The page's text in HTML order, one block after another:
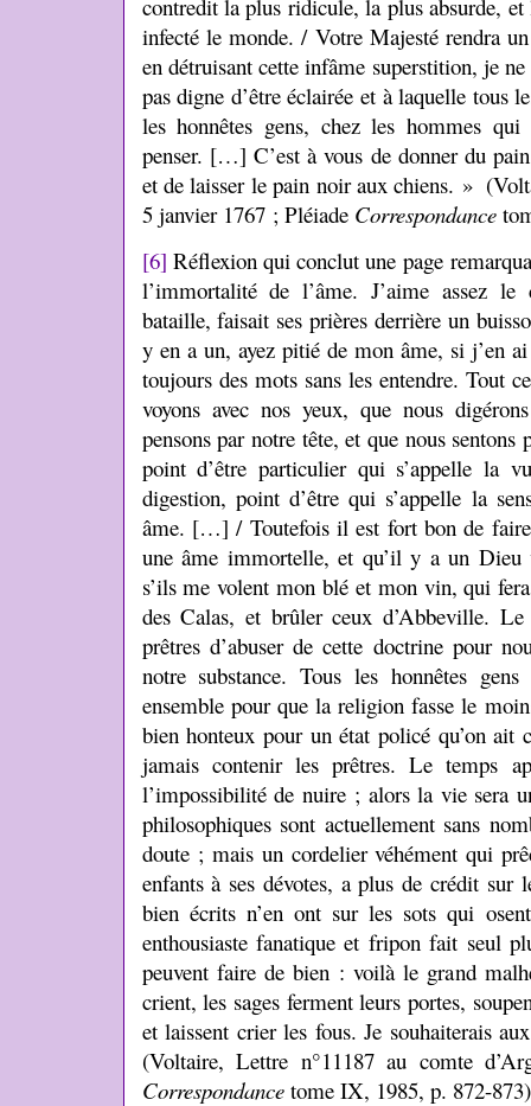
contredit la plus ridicule, la plus absurde,
infecté le monde. / Votre Majesté rendra
en détruisant cette infâme superstition, je
pas digne d’être éclairée et à laquelle tous
les honnêtes gens, chez les hommes
penser. […] C’est à vous de donner du
et de laisser le pain noir aux chiens. »
5 janvier 1767 ; Pléiade Correspondance
[6] Réflexion qui conclut une page
l’immortalité de l’âme. J’aime assez
bataille, faisait ses prières derrière un
y en a un, ayez pitié de mon âme, si j’en
toujours des mots sans les entendre. Tout
voyons avec nos yeux, que nous
pensons par notre tête, et que nous
point d’être particulier qui s’appelle la
digestion, point d’être qui s’appelle la
âme. […] / Toutefois il est fort bon de
une âme immortelle, et qu’il y a un Dieu
s’ils me volent mon blé et mon vin, qui
des Calas, et brûler ceux d’Abbeville.
prêtres d’abuser de cette doctrine pour
notre substance. Tous les honnêtes
ensemble pour que la religion fasse le
bien honteux pour un état policé qu’on ait
jamais contenir les prêtres. Le temps
l’impossibilité de nuire ; alors la vie
philosophiques sont actuellement sans
doute ; mais un cordelier véhément qui
enfants à ses dévotes, a plus de crédit
bien écrits n’en ont sur les sots qui
enthousiaste fanatique et fripon fait seul
peuvent faire de bien : voilà le grand
crient, les sages ferment leurs portes,
et laissent crier les fous. Je souhaiterais
(Voltaire, Lettre n°11187 au comte
Correspondancetome IX, 1985, p. 872-